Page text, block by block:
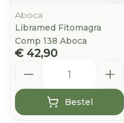
Aboca
Libramed Fitomagra
Comp 138 Aboca
€ 42,90
Bestel